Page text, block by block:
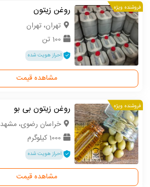
فروشنده ویژه روغن زیتون
تهران، تهران
100 تن
احراز هویت شده
مشاهده قیمت
فروشنده ویژه روغن زیتون بی بو
خراسان رضوی، مشهد
1000 کیلوگرم
احراز هویت شده
مشاهده قیمت